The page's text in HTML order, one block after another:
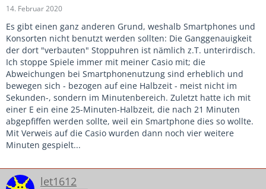
14. Februar 2020
Es gibt einen ganz anderen Grund, weshalb Smartphones und
Konsorten nicht benutzt werden sollten: Die Ganggenauigkeit
der dort "verbauten" Stoppuhren ist nämlich z.T. unterirdisch.
Ich stoppe Spiele immer mit meiner Casio mit; die
Abweichungen bei Smartphonenutzung sind erheblich und
bewegen sich - bezogen auf eine Halbzeit - meist nicht im
Sekunden-, sondern im Minutenbereich. Zuletzt hatte ich mit
einer E ein eine 25-Minuten-Halbzeit, die nach 21 Minuten
abgepfiffen werden sollte, weil ein Smartphone dies so wollte.
Mit Verweis auf die Casio wurden dann noch vier weitere
Minuten gespielt...
let1612